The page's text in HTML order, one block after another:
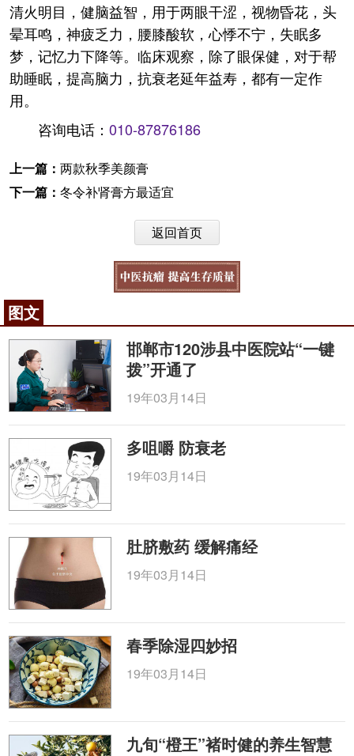
清火明目，健脑益智，用于两眼干涩，视物昏花，头
晕耳鸣，神疲乏力，腰膝酸软，心悸不宁，失眠多
梦，记忆力下降等。临床观察，除了眼保健，对于帮
助睡眠，提高脑力，抗衰老延年益寿，都有一定作
用。
咨询电话： 010-87876186
上一篇： 两款秋季美颜膏
下一篇： 冬令补肾膏方最适宜
返回首页
图文
邯郸市120涉县中医院站“一键
拨”开通了
19年03月14日
多咀嚼 防衰老
19年03月14日
肚脐敷药 缓解痛经
19年03月14日
春季除湿四妙招
19年03月14日
九旬“橙王”褚时健的养生智慧